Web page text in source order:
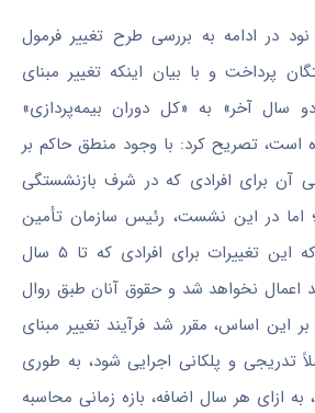
در ادامه به بررسی طرح تغییر فرمول
پرداخت و با بیان اینکه تغییر مبنای
سال آخر» به «کل دوران بیمه‌پردازی»
است، تصریح کرد: با وجود منطق حاکم بر
آن برای افرادی که در شرف بازنشستگی
اما در این نشست، رئیس سازمان تأمین
اجتماعی اطمینان داد که این تغییرات برای افرادی که تا ۵ سال
اعمال نخواهد شد و حقوق آنان طبق روال
این اساس، مقرر شد فرآیند تغییر مبنای
تدریجی و پلکانی اجرایی شود، به طوری
به ازای هر سال اضافه، بازه زمانی محاسبه